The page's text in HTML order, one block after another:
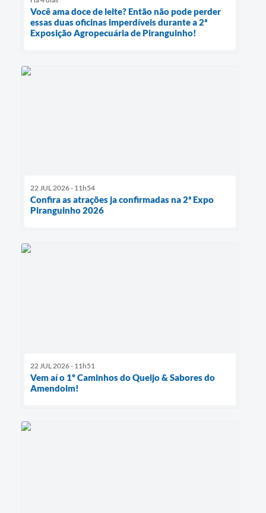
Você ama doce de leite? Então não pode perder
essas duas oficinas imperdíveis durante a 2ª
Exposição Agropecuária de Piranguinho!
22 JUL 2026 - 11h54
Confira as atrações ja confirmadas na 2ª Expo
Piranguinho 2026
22 JUL 2026 - 11h51
Vem aí o 1º Caminhos do Queijo & Sabores do
Amendoim!